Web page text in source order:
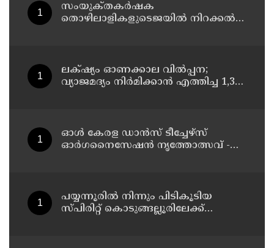
സംയുക്‌തകർഷക
തൊഴിലാളികളുടെജയിൽ നിറക്കൽ
ലക്‌ഷ്യം ഓണക്കാല വിൽപ്പന;
വ്യാജമദ്യം നിർമിക്കാൻ എത്തിച്ച 1,350
ഓൾ കേരള ഡാൻസ് ടീച്ചേഴ്സ്
ഓർഗനൈസേഷൻ നൃത്തോത്സവ് -
പയ്യന്നൂരിൽ നിന്നും പിടികൂടിയ
സ്പിരിറ്റ് കൊടുങ്ങല്ലൂരിലേക്ക്